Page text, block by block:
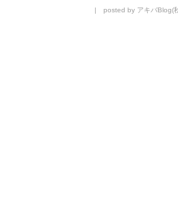
| posted by アキバBlog(